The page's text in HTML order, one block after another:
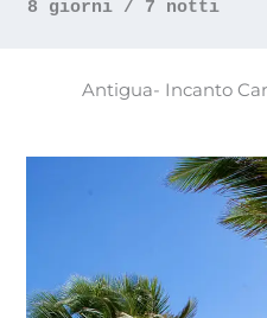
8 giorni / 7 notti
Antigua- Incanto